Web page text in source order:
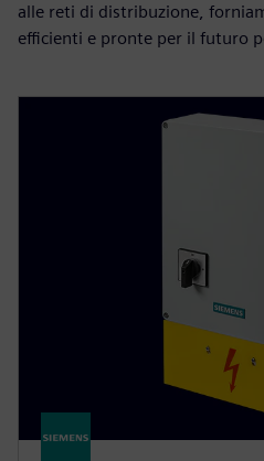
alle reti di distribuzione,
efficienti e pronte per il futuro